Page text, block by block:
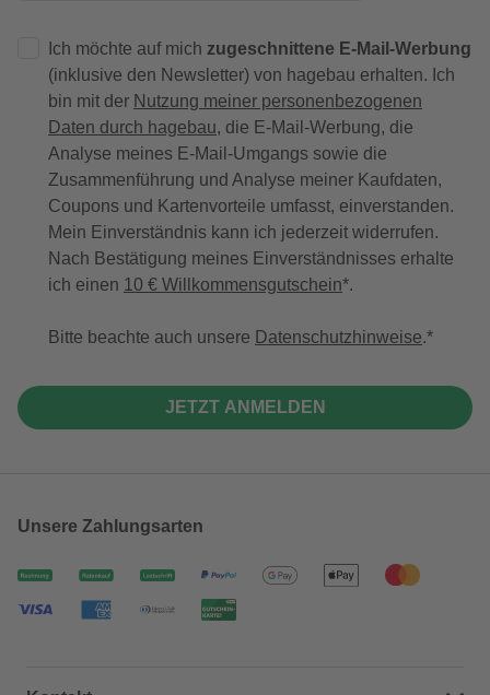
Ich möchte auf mich zugeschnittene E-Mail-Werbung
(inklusive den Newsletter) von hagebau erhalten. Ich
bin mit der Nutzung meiner personenbezogenen
Daten durch hagebau, die E-Mail-Werbung, die
Analyse meines E-Mail-Umgangs sowie die
Zusammenführung und Analyse meiner Kaufdaten,
Coupons und Kartenvorteile umfasst, einverstanden.
Mein Einverständnis kann ich jederzeit widerrufen.
Nach Bestätigung meines Einverständnisses erhalte
ich einen 10 € Willkommensgutschein*.
Bitte beachte auch unsere Datenschutzhinweise.
JETZT ANMELDEN
Unsere Zahlungsarten